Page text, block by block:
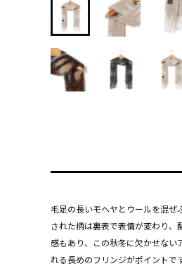
毛足の長いモヘヤとウールを混ぜ
された柄は裏表で表情が変わり、
感もあり、この秋冬に欠かせない
れる長めのフリンジがポイントです